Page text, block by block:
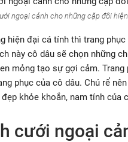
ngoại cảnh cho những cặp đôi
đại cá tính thì trang
này cô dâu sẽ chọn những
mỏng tạo sự gợi cảm.
phục của cô dâu. Chú rể
khỏe khoắn, nam tính của
cưới ngoại